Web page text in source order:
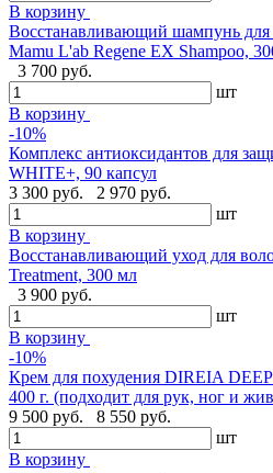
В корзину
Восстанавливающий шампунь
Mamu L'ab Regene EX Shampoo,
3 700 руб.
шт
В корзину
-10%
Комплекс антиоксидантов для
WHITE+, 90 капсул
3 300 руб.
2 970 руб.
шт
В корзину
Восстанавливающий уход для
Treatment, 300 мл
3 900 руб.
шт
В корзину
-10%
Крем для похудения DIREIA
400 г. (подходит для рук, ног и
9 500 руб.
8 550 руб.
шт
В корзину